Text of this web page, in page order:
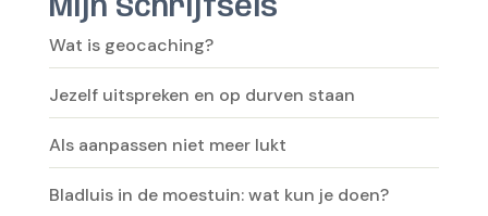
Mijn Schrijfsels
Wat is geocaching?
Jezelf uitspreken en op durven staan
Als aanpassen niet meer lukt
Bladluis in de moestuin: wat kun je doen?